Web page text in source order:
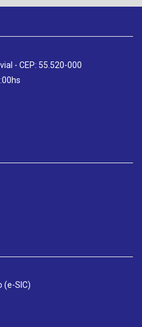
- CEP: 55.520-000
(e-SIC)